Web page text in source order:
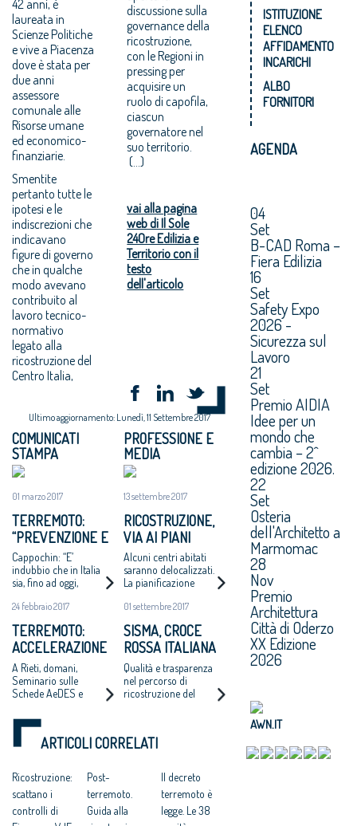
42 anni, è
laureata in
Scienze Politiche
e vive a Piacenza
dove è stata per
due anni
assessore
comunale alle
Risorse umane
ed economico-
finanziarie.
Smentite
pertanto tutte le
ipotesi e le
indiscrezioni che
indicavano
figure di governo
che in qualche
modo avevano
contribuito al
lavoro tecnico-
normativo
legato alla
ricostruzione del
Centro Italia,
discussione sulla
governance della
ricostruzione,
con le Regioni in
pressing per
acquisire un
ruolo di capofila,
ciascun
governatore nel
suo territorio.
(...)
vai alla pagina
web di Il Sole
24Ore Edilizia e
Territorio con il
testo
dell'articolo
Ultimo aggiornamento: Lunedì, 11 Settembre 2017
COMUNICATI
STAMPA
01 marzo 2017
TERREMOTO:
“PREVENZIONE E
RIGENERAZIONE
SIANO UN BINOMIO
INDISSOLUBILE”
Cappochin: “E’
indubbio che in Italia
sia, fino ad oggi,
della prevenzione e
24 febbraio 2017
TERREMOTO:
ACCELERAZIONE
DELLA FASE
DELLA
RICOSTRUZIONE
A Rieti, domani,
Seminario sulle
Schede AeDES e
PROFESSIONE E
MEDIA
13 settembre 2017
RICOSTRUZIONE,
VIA AI PIANI
ATTUATIVI PER I
CENTRI STORICI
Alcuni centri abitati
saranno delocalizzati.
La pianificazione
ai liberi professionisti
01 settembre 2017
SISMA, CROCE
ROSSA ITALIANA
E CONSIGLIO
NAZIONALE DEGLI
ARCHITETTI
Qualità e trasparenza
nel percorso di
ricostruzione del
progettazione nuove
ARTICOLI CORRELATI
Ricostruzione:
scattano i
controlli di
Post-
terremoto.
Guida alla
Il decreto
terremoto è
legge. Le 38
ISTITUZIONE
ELENCO
AFFIDAMENTO
INCARICHI
ALBO
FORNITORI
AGENDA
04
Set
B-CAD Roma –
Fiera Edilizia
16
Set
Safety Expo
2026 -
Sicurezza sul
Lavoro
21
Set
Premio AIDIA
Idee per un
mondo che
cambia – 2^
edizione 2026.
22
Set
Osteria
dell'Architetto a
Marmomac
28
Nov
Premio
Architettura
Città di Oderzo
XX Edizione
2026
AWN.IT